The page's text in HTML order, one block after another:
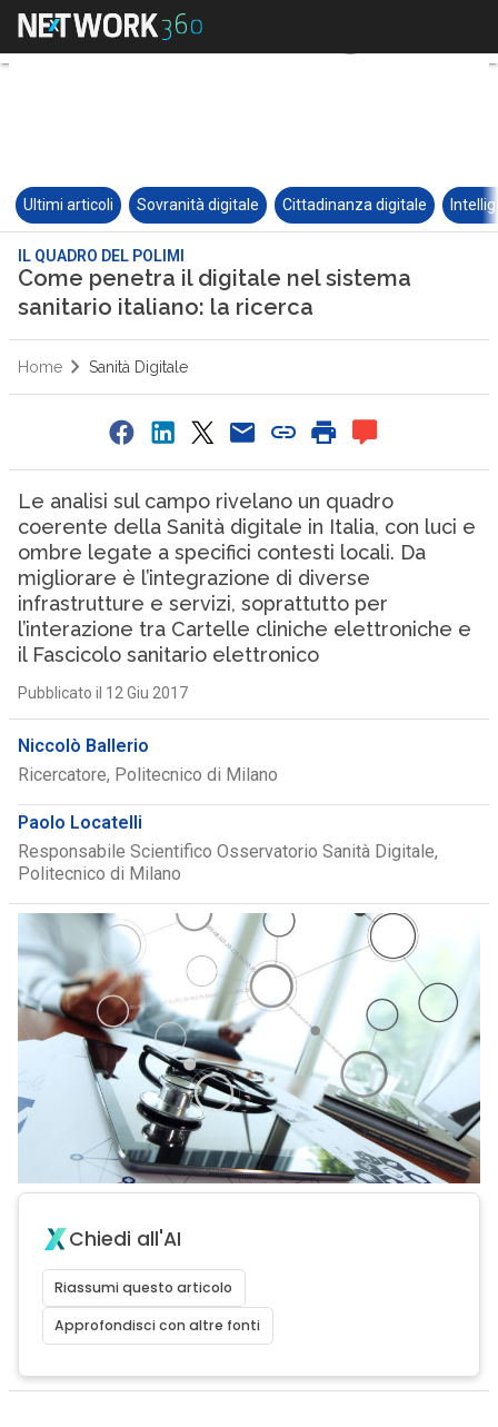
Ultimi articoli Sovranità digitale Cittadinanza digitale
IL QUADRO DEL POLIMI
Come penetra il digitale nel sistema
sanitario italiano: la ricerca
Home Sanità Digitale
Le analisi sul campo rivelano un quadro
coerente della Sanità digitale in Italia, con luci e
ombre legate a specifici contesti locali. Da
migliorare è l’integrazione di diverse
infrastrutture e servizi, soprattutto per
l’interazione tra Cartelle cliniche elettroniche e
il Fascicolo sanitario elettronico
Pubblicato il 12 Giu 2017
Niccolò Ballerio
Ricercatore, Politecnico di Milano
Paolo Locatelli
Responsabile Scientifico Osservatorio Sanità Digitale,
Politecnico di Milano
Chiedi all'AI
Riassumi questo articolo
Approfondisci con altre fonti